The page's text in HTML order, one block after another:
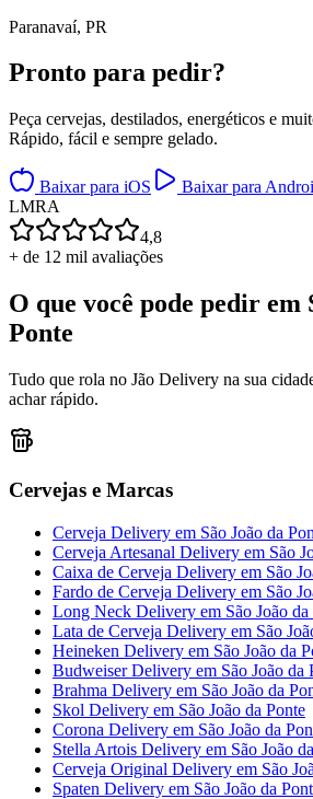
Paranavaí, PR
Pronto para pedir?
Peça cervejas, destilados, energéticos e
Rápido, fácil e sempre gelado.
Baixar para iOS
Baixar para
LMRA
4,8
+ de 12 mil avaliações
O que você pode pedir em
Ponte
Tudo que rola no Jão Delivery na sua
achar rápido.
Cervejas e Marcas
Cerveja Delivery em São João da
Cerveja Artesanal Delivery em São
Caixa de Cerveja Delivery em São
Fardo de Cerveja Delivery em São
Long Neck Delivery em São João
Lata de Cerveja Delivery em São
Heineken Delivery em São João da
Budweiser Delivery em São João da
Brahma Delivery em São João da
Skol Delivery em São João da Ponte
Corona Delivery em São João da
Stella Artois Delivery em São João
Cerveja Original Delivery em São
Spaten Delivery em São João da